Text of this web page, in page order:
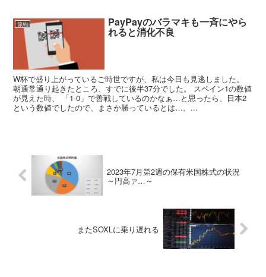
節約 PayPayのバラマキも一斉にやら
れると消化不良
W杯で盛り上がっているご時世ですが、私は今日も見逃しました。
朝通常通り起きたところ、すでに後半37分でした。 スペイン1の数値
が見えた時、 「1-0」で善戦しているのかなぁ…と思ったら、日本2
という数値でしたので、まさか勝っているとは…。...
2023年7月第2週の保有米国株式の状況
～円高ァ…～
またSOXLに乗り遅れる